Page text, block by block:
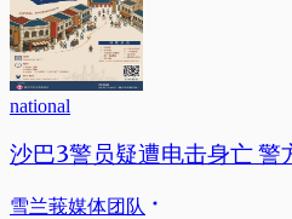
national
沙巴3警员疑遭电击身亡 警
雪兰莪媒体团队